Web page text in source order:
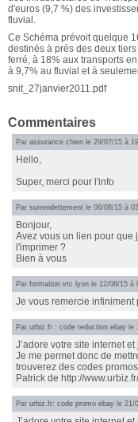
d'euros (9,7 %) des
fluvial.
Ce Schéma prévoit quelque
destinés à près des deux
ferré, à 18% aux transports
à 9,7% au fluvial et à
snit_27janvier2011.pdf
Commentaires
Par assurance chien le 29/07/15 à
Hello,
Super, merci pour l'info
Par surrendettement le 06/08/15 à
Bonjour,
Avez vous un lien pour que
l'imprimer ?
Bien à vous
Par formation vtc lyon le 12/08/15 à
Je vous remercie infiniment
Par urbiz.fr : code reduction ebay le
J’adore votre site internet
Je me permet donc de
trouverez des codes
Patrick de http://www.urbiz.fr/
Par urbiz.fr: code promo ebay le 21/